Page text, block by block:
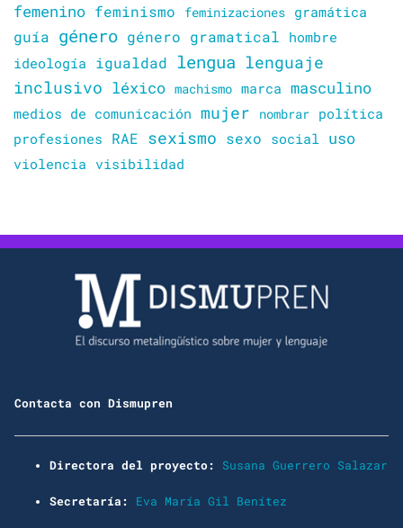
femenino feminismo feminizaciones gramática
guía género género gramatical hombre
ideología igualdad lengua lenguaje
inclusivo léxico machismo marca masculino
medios de comunicación mujer nombrar política
profesiones RAE sexismo sexo social uso
violencia visibilidad
Contacta con Dismupren
Directora del proyecto: Susana Guerrero Salazar
Secretaría: Eva María Gil Benítez